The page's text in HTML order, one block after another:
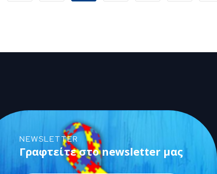
NEWSLETTER
Γραφτείτε στο newsletter μας